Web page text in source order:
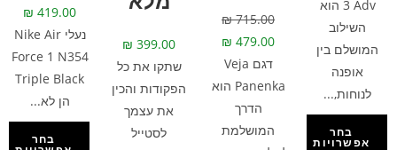
3 Adv הוא
השילוב
המושלם בין
אופנה
לנוחות,...
בחר
אפשרויות
₪715.00
₪ 479.00
דגם Veja
Panenka הוא
הדרך
המושלמת
₪ 399.00
שתקו את כל
הפקודות והכין
את עצמך
לסטייל
₪ 419.00
נעלי Nike Air
Force 1 N354
Triple Black
הן לא...
בחר